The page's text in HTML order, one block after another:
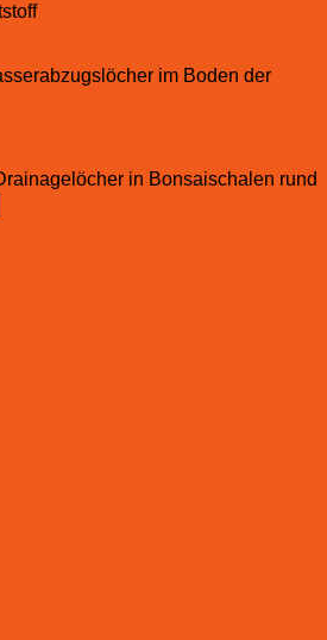
im Boden der
in Bonsaischalen rund